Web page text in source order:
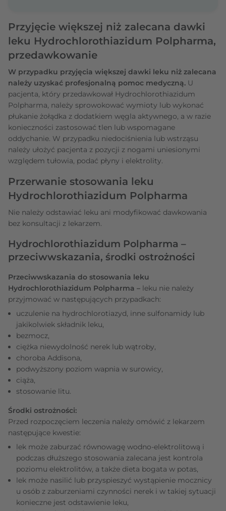
Przyjęcie większej niż zalecana dawki
leku Hydrochlorothiazidum Polpharma,
przedawkowanie
W przypadku przyjęcia większej dawki leku niż zalecana
należy uzyskać profesjonalną pomoc medyczną. U
pacjenta, który przedawkował Hydrochlorothiazidum
Polpharma, należy sprowokować wymioty lub wykonać
płukanie żołądka z dodatkiem węgla aktywnego, a w razie
konieczności zastosować tlen lub wspomagane
oddychanie. W przypadku niedociśnienia lub wstrząsu
należy ułożyć pacjenta z pozycji z nogami uniesionymi
względem tułowia, podać płyny i elektrolity.
Przerwanie stosowania leku
Hydrochlorothiazidum Polpharma
Nie należy odstawiać leku ani modyfikować dawkowania
bez konsultacji z lekarzem.
Hydrochlorothiazidum Polpharma –
przeciwwskazania, środki ostrożności
Przeciwwskazania do stosowania leku
Hydrochlorothiazidum Polpharma – leku nie należy
przyjmować w następujących przypadkach:
uczulenie na hydrochlorotiazyd, inne sulfonamidy lub
jakikolwiek składnik leku,
bezmocz,
ciężka niewydolność nerek lub wątroby,
choroba Addisona,
podwyższony poziom wapnia w surowicy,
ciąża,
stosowanie litu.
Środki ostrożności:
Przed rozpoczęciem leczenia należy omówić z lekarzem
następujące kwestie:
lek może zaburzać równowagę wodno-elektrolitową i
podczas dłuższego stosowania zalecana jest kontrola
poziomu elektrolitów, a także dieta bogata w potas,
lek może nasilić lub przyspieszyć wystąpienie mocznicy
u osób z zaburzeniami czynności nerek i w takiej sytuacji
konieczne jest odstawienie leku,